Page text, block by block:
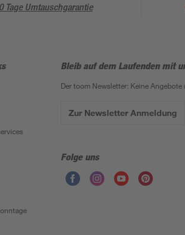
Tage Umtauschgarantie
Bleib auf dem Laufenden mit
Der toom Newsletter: Keine
Zur Newsletter Anmeldung
Folge uns